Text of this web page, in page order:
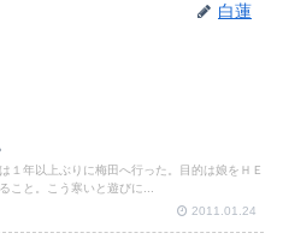
白蓮
１年以上ぶりに梅田へ行った。目的は娘をＨＥ
こと。こう寒いと遊びに...
2011.01.24